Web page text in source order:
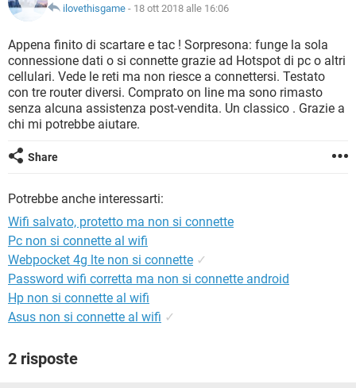
TIKTOK FACEBOOK
INSTAGRAM
TIKTOK FACEBOOK
HARDWARE
INTRATTENIMENTO ANDROID
INSTAGRAM WHATSAPP
TIKTOK FACEBOOK
HARDWARE
COVID-19
INTRATTENIMENTO ANDROID
iOS WINDOWS 10
INSTAGRAM WHATSAPP
TIKTOK
HARDWARE
ilovethisgame - 18 ott 2018 alle 16:06
Appena finito di scartare e tac ! Sorpresona: funge la sola
connessione dati o si connette grazie ad Hotspot di pc o altri
cellulari. Vede le reti ma non riesce a connettersi. Testato
con tre router diversi. Comprato on line ma sono rimasto
senza alcuna assistenza post-vendita. Un classico . Grazie a
chi mi potrebbe aiutare.
Share
Potrebbe anche interessarti:
Wifi salvato, protetto ma non si connette
Pc non si connette al wifi
Webpocket 4g lte non si connette ✓
Password wifi corretta ma non si connette android
Hp non si connette al wifi
Asus non si connette al wifi ✓
2 risposte